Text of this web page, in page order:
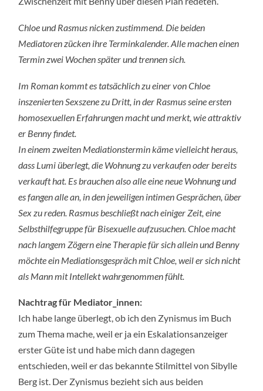
Chloe und Rasmus nicken zustimmend. Die beiden
Mediatoren zücken ihre Terminkalender. Alle machen einen
Termin zwei Wochen später und trennen sich.
Im Roman kommt es tatsächlich zu einer von Chloe
inszenierten Sexszene zu Dritt, in der Rasmus seine ersten
homosexuellen Erfahrungen macht und merkt, wie attraktiv
er Benny findet.
In einem zweiten Mediationstermin käme vielleicht heraus,
dass Lumi überlegt, die Wohnung zu verkaufen oder bereits
verkauft hat. Es brauchen also alle eine neue Wohnung und
es fangen alle an, in den jeweiligen intimen Gesprächen, über
Sex zu reden. Rasmus beschließt nach einiger Zeit, eine
Selbsthilfegruppe für Bisexuelle aufzusuchen. Chloe macht
nach langem Zögern eine Therapie für sich allein und Benny
möchte ein Mediationsgespräch mit Chloe, weil er sich nicht
als Mann mit Intellekt wahrgenommen fühlt.
Nachtrag für Mediator_innen:
Ich habe lange überlegt, ob ich den Zynismus im Buch
zum Thema mache, weil er ja ein Eskalationsanzeiger
erster Güte ist und habe mich dann dagegen
entschieden, weil er das bekannte Stilmittel von Sibylle
Berg ist. Der Zynismus bezieht sich aus beiden